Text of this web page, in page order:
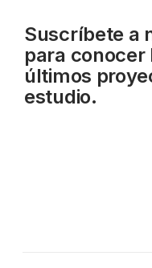
Suscríbete a
para conocer
últimos
estudio.